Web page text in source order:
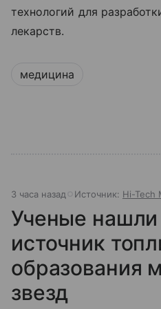
технологий для
лекарств.
медицина
3 часа назад Источник: Hi-Tech
Ученые
источник
образования
звезд